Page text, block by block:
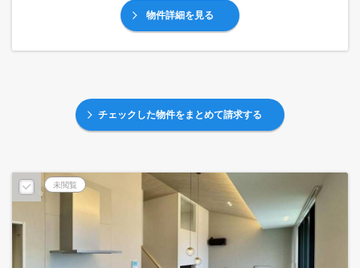
物件詳細を見る
チェックした物件をまとめて請求する
未閲覧